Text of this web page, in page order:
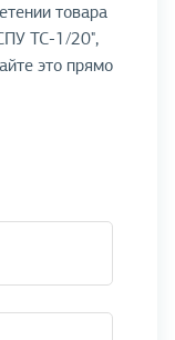
товара
ТС-1/20",
это прямо